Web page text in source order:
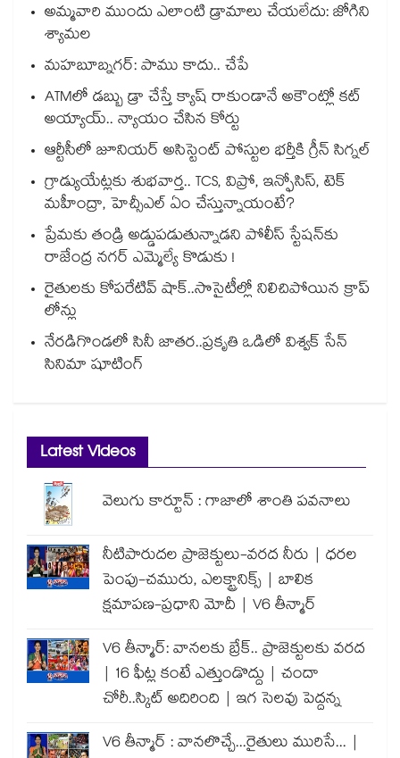
అమ్మవారి ముందు ఎలాంటి డ్రామాలు చేయలేదు: జోగిని
శ్యామల
మహబూబ్నగర్: పాము కాదు.. చేపే
ATMలో డబ్బు డ్రా చేస్తే క్యాష్ రాకుండానే అకౌంట్లో కట్
అయ్యాయ్.. న్యాయం చేసిన కోర్టు
ఆర్టీసీలో జూనియర్ అసిస్టెంట్‌‌ పోస్టుల భర్తీకి గ్రీన్‌‌ సిగ్నల్
గ్రాడ్యుయేట్లకు శుభవార్త.. TCS, విప్రో, ఇన్ఫోసిస్, టెక్
మహీంద్రా, హెచ్సీఎల్ ఏం చేస్తున్నాయంటే?
ప్రేమకు తండ్రి అడ్డుపడుతున్నాడని పోలీస్ స్టేషన్⁪కు
రాజేంద్ర నగర్ ఎమ్మెల్యే కొడుకు !
రైతులకు కోపరేటివ్ షాక్..సొసైటీల్లో నిలిచిపోయిన క్రాప్
లోన్లు
నేరడిగొండలో సినీ జాతర..ప్రకృతి ఒడిలో విశ్వక్ సేన్
సినిమా షూటింగ్
Latest Videos
వెలుగు కార్టూన్ : గాజాలో శాంతి పవనాలు
నీటిపారుదల ప్రాజెక్టులు-వరద నీరు | ధరల
పెంపు-చమురు, ఎలక్ట్రానిక్స్ | బాలిక
క్షమాపణ-ప్రధాని మోదీ | V6 తీన్మార్
V6 తీన్మార్: వానలకు బ్రేక్.. ప్రాజెక్టులకు వరద
| 16 ఫీట్ల కంటే ఎత్తుండొద్దు | చందా
చోరీ..స్కిట్ అదిరింది | ఇగ సెలవు పెద్దన్న
V6 తీన్మార్ : వానలొచ్చే...రైతులు మురిసే... |